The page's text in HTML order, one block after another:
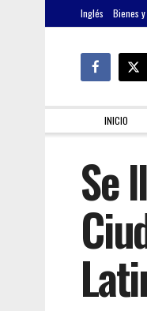
Inglés Bienes
INICIO
Se